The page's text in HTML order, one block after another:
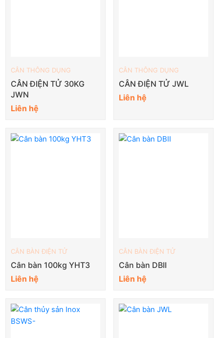
CÂN THÔNG DỤNG
CÂN ĐIỆN TỬ 30KG
JWN
Liên hệ
CÂN THÔNG DỤNG
CÂN ĐIỆN TỬ JWL
Liên hệ
CÂN BÀN ĐIỆN TỬ
Cân bàn 100kg YHT3
Liên hệ
CÂN BÀN ĐIỆN TỬ
Cân bàn DBII
Liên hệ